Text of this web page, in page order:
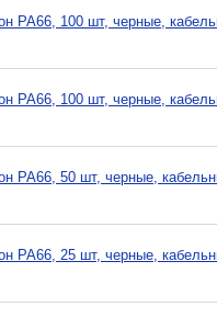
РА66, 100 шт, черные,
РА66, 100 шт, черные,
РА66, 50 шт, черные,
РА66, 25 шт, черные,